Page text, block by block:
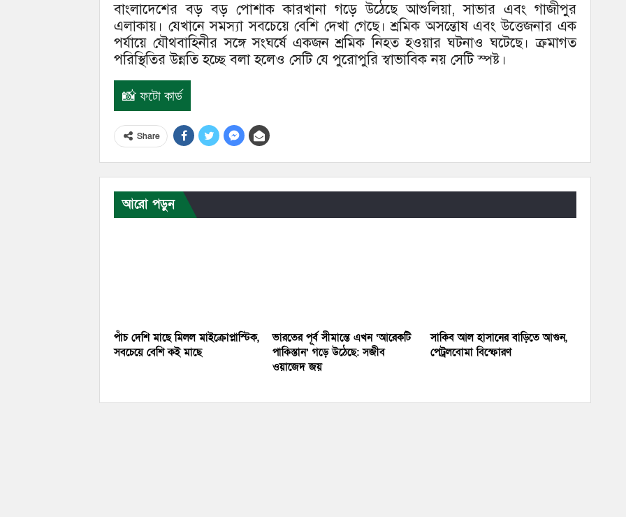
বাংলাদেশের বড় বড় পোশাক কারখানা গড়ে উঠেছে আশুলিয়া, সাভার এবং গাজীপুর
এলাকায়। যেখানে সমস্যা সবচেয়ে বেশি দেখা গেছে। শ্রমিক অসন্তোষ এবং উত্তেজনার এক
পর্যায়ে যৌথবাহিনীর সঙ্গে সংঘর্ষে একজন শ্রমিক নিহত হওয়ার ঘটনাও ঘটেছে। ক্রমাগত
পরিস্থিতির উন্নতি হচ্ছে বলা হলেও সেটি যে পুরোপুরি স্বাভাবিক নয় সেটি স্পষ্ট।
📸 ফটো কার্ড
Share
আরো পড়ুন
পাঁচ দেশি মাছে মিলল মাইক্রোপ্লাস্টিক,
সবচেয়ে বেশি কই মাছে
ভারতের পূর্ব সীমান্তে এখন ‘আরেকটি
পাকিস্তান’ গড়ে উঠেছে: সজীব
ওয়াজেদ জয়
সাকিব আল হাসানের বাড়িতে আগুন,
পেট্রলবোমা বিস্ফোরণ